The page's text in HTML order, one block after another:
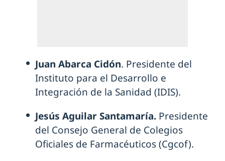
Juan Abarca Cidón. Presidente del
Instituto para el Desarrollo e
Integración de la Sanidad (IDIS).
Jesús Aguilar Santamaría. Presidente
del Consejo General de Colegios
Oficiales de Farmacéuticos (Cgcof).